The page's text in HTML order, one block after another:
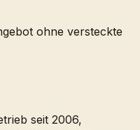
ohne versteckte
seit 2006,